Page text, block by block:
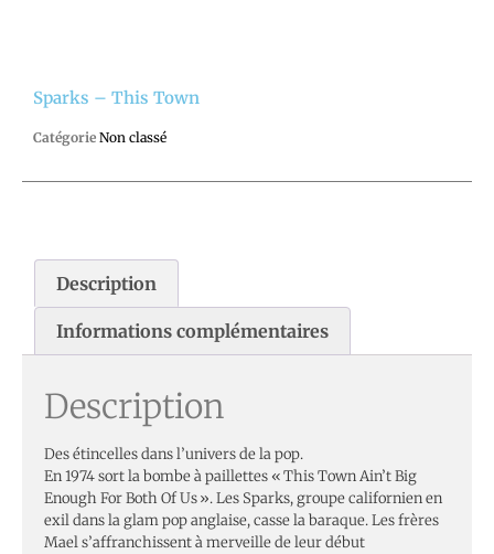
Sparks – This Town
Catégorie Non classé
Description
Informations complémentaires
Description
Des étincelles dans l’univers de la pop.
En 1974 sort la bombe à paillettes « This Town Ain’t Big
Enough For Both Of Us ». Les Sparks, groupe californien en
exil dans la glam pop anglaise, casse la baraque. Les frères
Mael s’affranchissent à merveille de leur début